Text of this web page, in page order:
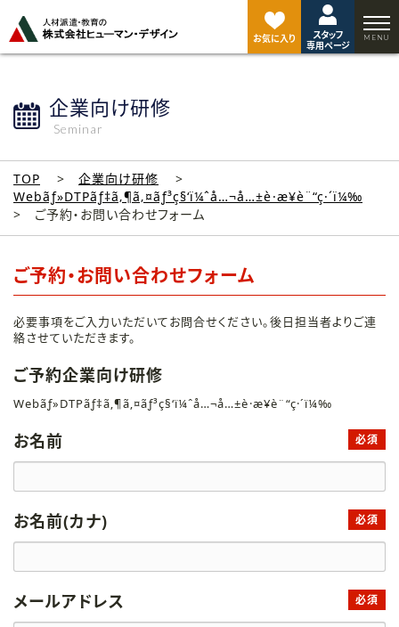
お気に入り
スタッフ
専用ページ
企業向け研修
Seminar
TOP
企業向け研修
Webãƒ»DTPãƒ‡ã‚¶ã‚¤ãƒ³ç§‘ï¼ˆå…¬å…±è·æ¥­è¨“ç·´ï¼‰
ご予約・お問い合わせフォーム
ご予約・お問い合わせフォーム
必要事項をご入力いただいてお問合せください。後日担当者よりご連
絡させていただきます。
ご予約企業向け研修
Webãƒ»DTPãƒ‡ã‚¶ã‚¤ãƒ³ç§‘ï¼ˆå…¬å…±è·æ¥­è¨“ç·´ï¼‰
お名前 必須
お名前(カナ) 必須
メールアドレス 必須
ジ
ト